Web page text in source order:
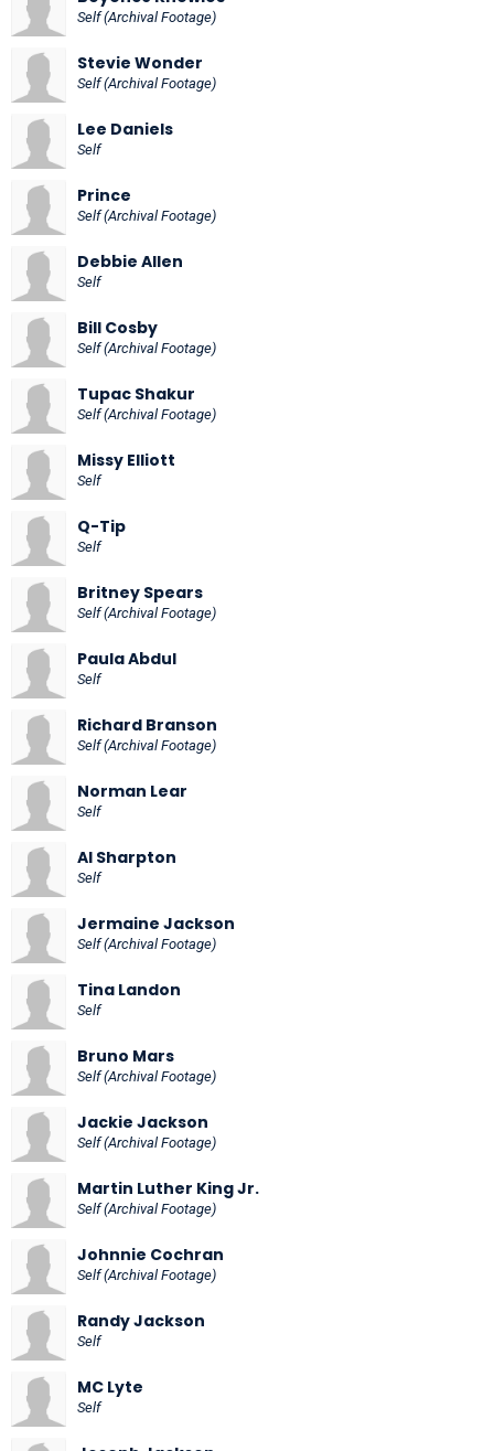
Self (Archival Footage)
Stevie Wonder
Self (Archival Footage)
Lee Daniels
Self
Prince
Self (Archival Footage)
Debbie Allen
Self
Bill Cosby
Self (Archival Footage)
Tupac Shakur
Self (Archival Footage)
Missy Elliott
Self
Q-Tip
Self
Britney Spears
Self (Archival Footage)
Paula Abdul
Self
Richard Branson
Self (Archival Footage)
Norman Lear
Self
Al Sharpton
Self
Jermaine Jackson
Self (Archival Footage)
Tina Landon
Self
Bruno Mars
Self (Archival Footage)
Jackie Jackson
Self (Archival Footage)
Martin Luther King Jr.
Self (Archival Footage)
Johnnie Cochran
Self (Archival Footage)
Randy Jackson
Self
MC Lyte
Self